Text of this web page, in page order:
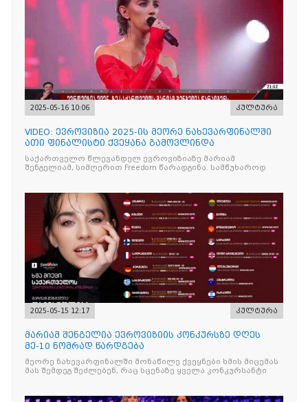
2025-05-16 10:06 კულტურა
VIDEO: ევროვიზია 2025-ის მეორე ნახევარფინალში
ათი ფინალისტი ქვეყანა გამოვლინდა
საქართველო წლევანდელ ევროვიზიაზე მარიამ
შენგელიამ, სიმღერით Freedom წარადგინა. სამწუხაროდ
2025-05-15 12:17 კულტურა
მარიამ შენგელია ევროვიზიის კონკურსზე დღეს
მე-10 ნომრად წარდგება
მეორე ნახევარფინალში მონაწილე ქვეყნები ხმის მიცემას
მას შემდეგ შეძლებენ, რაც სცენაზე ყველა კონკურსანტი